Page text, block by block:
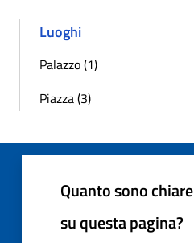
Luoghi
Palazzo (1)
Piazza (3)
Quanto sono
su questa pagina?